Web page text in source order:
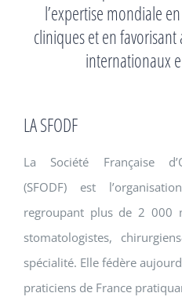
l’expertise mondiale
cliniques et en
internationaux
LA SFODF
La Société Française
(SFODF) est
regroupant plus de 2 000
stomatologistes,
spécialité. Elle fédère
praticiens de France